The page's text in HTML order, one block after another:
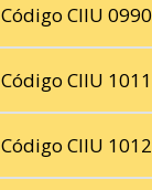
Código CIIU 0990
Código CIIU 1011
Código CIIU 1012